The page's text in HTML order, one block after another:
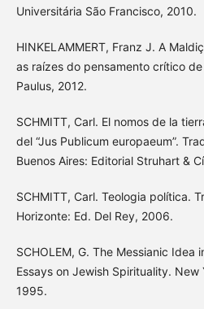
Universitária São Francisco, 2010.
HINKELAMMERT, Franz J. A
as raízes do pensamento crítico
Paulus, 2012.
SCHMITT, Carl. El nomos de la
del “Jus Publicum europaeum”.
Buenos Aires: Editorial Struhart &
SCHMITT, Carl. Teologia política.
Horizonte: Ed. Del Rey, 2006.
SCHOLEM, G. The Messianic Idea
Essays on Jewish Spirituality. New
1995.